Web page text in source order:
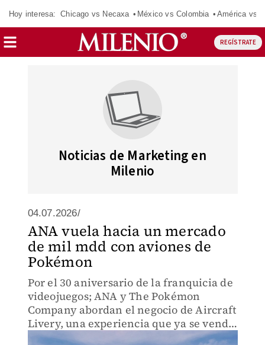
Hoy interesa: Chicago vs Necaxa México vs Colombia América vs
REGÍSTRATE
Noticias de Marketing en
Milenio
04.07.2026/
ANA vuela hacia un mercado
de mil mdd con aviones de
Pokémon
Por el 30 aniversario de la franquicia de
videojuegos; ANA y The Pokémon
Company abordan el negocio de Aircraft
Livery, una experiencia que ya se vende
en el cielo.